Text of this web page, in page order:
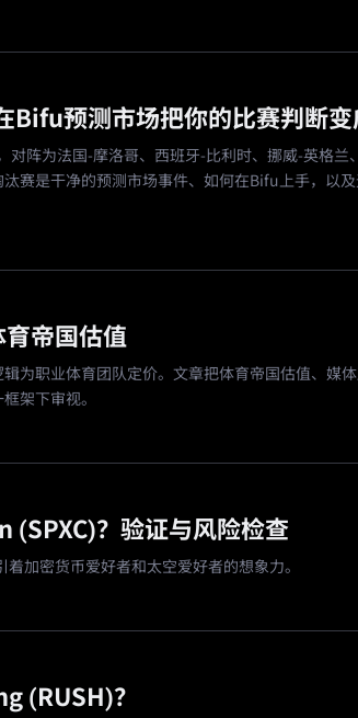
Bifu预测市场把你的比赛判断变
对阵为法国-摩洛哥、西班牙-比利时、挪威-英格兰
赛是干净的预测市场事件、如何在Bifu上手，以
帝国估值
为职业体育团队定价。文章把体育帝国估值、媒
架下审视。
(SPXC)？验证与风险检查
加密货币爱好者和太空爱好者的想象力。
(RUSH)？